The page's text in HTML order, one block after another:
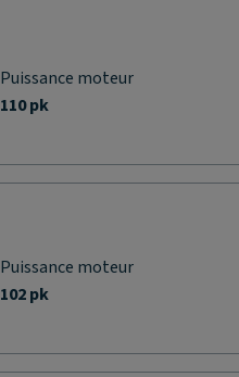
Puissance moteur
110 pk
Puissance moteur
102 pk